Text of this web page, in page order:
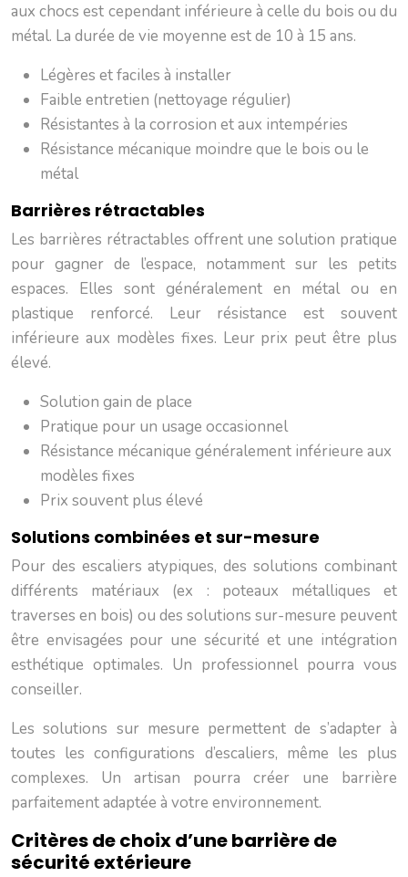
aux chocs est cependant inférieure à celle du bois ou du
métal. La durée de vie moyenne est de 10 à 15 ans.
Légères et faciles à installer
Faible entretien (nettoyage régulier)
Résistantes à la corrosion et aux intempéries
Résistance mécanique moindre que le bois ou le
métal
Barrières rétractables
Les barrières rétractables offrent une solution pratique
pour gagner de l’espace, notamment sur les petits
espaces. Elles sont généralement en métal ou en
plastique renforcé. Leur résistance est souvent
inférieure aux modèles fixes. Leur prix peut être plus
élevé.
Solution gain de place
Pratique pour un usage occasionnel
Résistance mécanique généralement inférieure aux
modèles fixes
Prix souvent plus élevé
Solutions combinées et sur-mesure
Pour des escaliers atypiques, des solutions combinant
différents matériaux (ex : poteaux métalliques et
traverses en bois) ou des solutions sur-mesure peuvent
être envisagées pour une sécurité et une intégration
esthétique optimales. Un professionnel pourra vous
conseiller.
Les solutions sur mesure permettent de s’adapter à
toutes les configurations d’escaliers, même les plus
complexes. Un artisan pourra créer une barrière
parfaitement adaptée à votre environnement.
Critères de choix d’une barrière de
sécurité extérieure